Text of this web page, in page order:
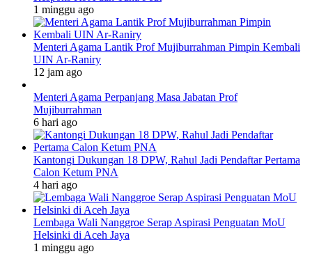
1 minggu ago
Menteri Agama Lantik Prof Mujiburrahman Pimpin Kembali
UIN Ar-Raniry
12 jam ago
Menteri Agama Perpanjang Masa Jabatan Prof
Mujiburrahman
6 hari ago
Kantongi Dukungan 18 DPW, Rahul Jadi Pendaftar Pertama
Calon Ketum PNA
4 hari ago
Lembaga Wali Nanggroe Serap Aspirasi Penguatan MoU
Helsinki di Aceh Jaya
1 minggu ago